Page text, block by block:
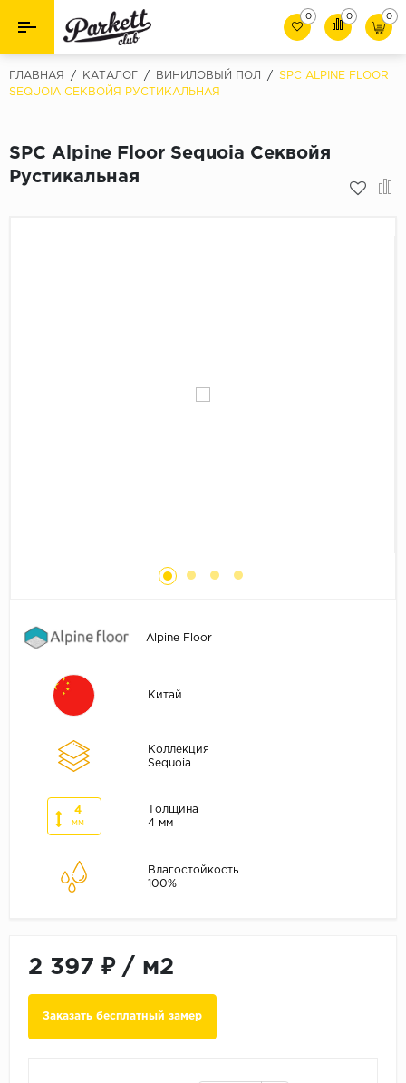
Назад Назад
Паркет
0 0 0
ГЛАВНАЯ / КАТАЛОГ / ВИНИЛОВЫЙ ПОЛ /
SPC ALPINE FLOOR
SEQUOIA СЕКВОЙЯ РУСТИКАЛЬНАЯ
SPC Alpine Floor Sequoia Секвойя
Рустикальная
Alpine Floor
Китай
Коллекция
Sequoia
4
мм
Толщина
4 мм
Влагостойкость
100%
2 397 ₽/ м2
Заказать бесплатный замер